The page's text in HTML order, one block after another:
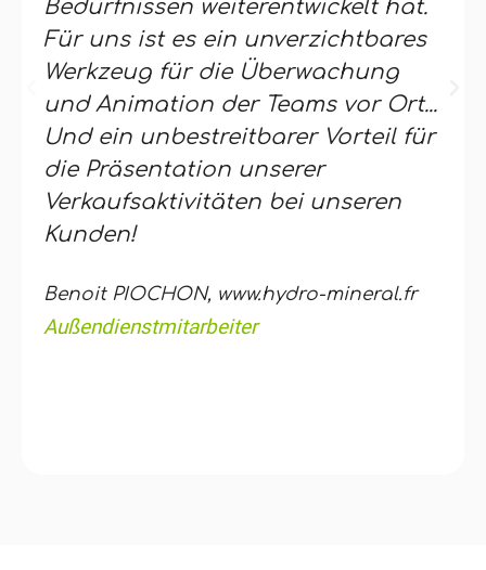
Bedürfnissen weiterentwickelt hat.
Für uns ist es ein unverzichtbares
Werkzeug für die Überwachung
und Animation der Teams vor Ort...
Und ein unbestreitbarer Vorteil für
die Präsentation unserer
Verkaufsaktivitäten bei unseren
Kunden!
Benoit PIOCHON, www.hydro-mineral.fr
Außendienstmitarbeiter